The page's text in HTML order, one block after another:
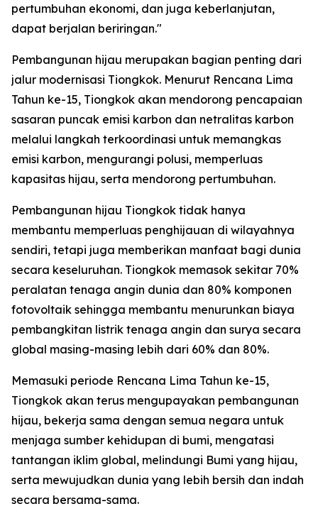
pertumbuhan ekonomi, dan juga keberlanjutan,
dapat berjalan beriringan."
Pembangunan hijau merupakan bagian penting dari
jalur modernisasi Tiongkok. Menurut Rencana Lima
Tahun ke-15, Tiongkok akan mendorong pencapaian
sasaran puncak emisi karbon dan netralitas karbon
melalui langkah terkoordinasi untuk memangkas
emisi karbon, mengurangi polusi, memperluas
kapasitas hijau, serta mendorong pertumbuhan.
Pembangunan hijau Tiongkok tidak hanya
membantu memperluas penghijauan di wilayahnya
sendiri, tetapi juga memberikan manfaat bagi dunia
secara keseluruhan. Tiongkok memasok sekitar 70%
peralatan tenaga angin dunia dan 80% komponen
fotovoltaik sehingga membantu menurunkan biaya
pembangkitan listrik tenaga angin dan surya secara
global masing-masing lebih dari 60% dan 80%.
Memasuki periode Rencana Lima Tahun ke-15,
Tiongkok akan terus mengupayakan pembangunan
hijau, bekerja sama dengan semua negara untuk
menjaga sumber kehidupan di bumi, mengatasi
tantangan iklim global, melindungi Bumi yang hijau,
serta mewujudkan dunia yang lebih bersih dan indah
secara bersama-sama.